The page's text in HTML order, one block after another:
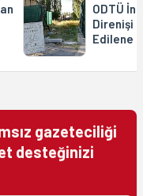
ODTÜ
Direnişi
Edilene
gazeteciliği
desteğinizi